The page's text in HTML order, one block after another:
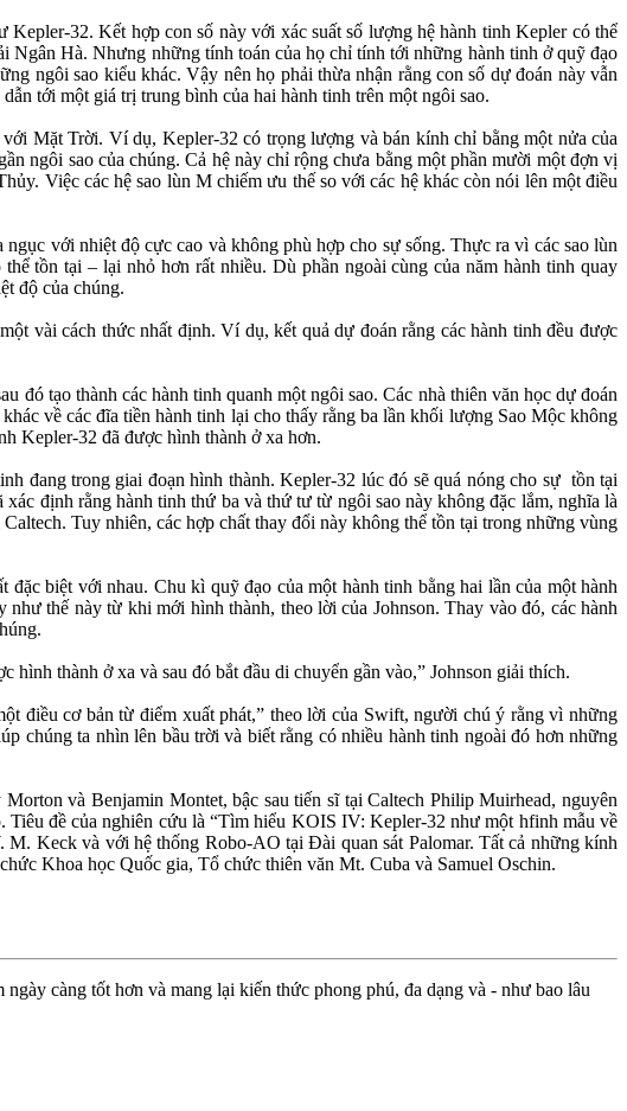
32. Kết hợp con số này với xác suất số lượng hệ hành tinh Kepler có thể
Ngân Hà. Nhưng những tính toán của họ chỉ tính tới những hành tinh ở quỹ đạo
ngôi sao kiểu khác. Vậy nên họ phải thừa nhận rằng con số dự đoán này vẫn
tới một giá trị trung bình của hai hành tinh trên một ngôi sao.
Mặt Trời. Ví dụ, Kepler-32 có trọng lượng và bán kính chỉ bằng một nửa của
ngôi sao của chúng. Cả hệ này chỉ rộng chưa bằng một phần mười một đợn vị
Việc các hệ sao lùn M chiếm ưu thế so với các hệ khác còn nói lên một điều
với nhiệt độ cực cao và không phù hợp cho sự sống. Thực ra vì các sao lùn
tồn tại – lại nhỏ hơn rất nhiều. Dù phần ngoài cùng của năm hành tinh quay
độ của chúng.
vài cách thức nhất định. Ví dụ, kết quả dự đoán rằng các hành tinh đều được
đó tạo thành các hành tinh quanh một ngôi sao. Các nhà thiên văn học dự đoán
về các đĩa tiền hành tinh lại cho thấy rằng ba lần khối lượng Sao Mộc không
Kepler-32 đã được hình thành ở xa hơn.
đang trong giai đoạn hình thành. Kepler-32 lúc đó sẽ quá nóng cho sự tồn tại
định rằng hành tinh thứ ba và thứ tư từ ngôi sao này không đặc lắm, nghĩa là
Tuy nhiên, các hợp chất thay đổi này không thể tồn tại trong những vùng
biệt với nhau. Chu kì quỹ đạo của một hành tinh bằng hai lần của một hành
thế này từ khi mới hình thành, theo lời của Johnson. Thay vào đó, các hành
thành ở xa và sau đó bắt đầu di chuyển gần vào,” Johnson giải thích.
điều cơ bản từ điểm xuất phát,” theo lời của Swift, người chú ý rằng vì những
chúng ta nhìn lên bầu trời và biết rằng có nhiều hành tinh ngoài đó hơn những
và Benjamin Montet, bậc sau tiến sĩ tại Caltech Philip Muirhead, nguyên
đề của nghiên cứu là “Tìm hiểu KOIS IV: Kepler-32 như một hfinh mẫu về
M. Keck và với hệ thống Robo-AO tại Đài quan sát Palomar. Tất cả những kính
Khoa học Quốc gia, Tổ chức thiên văn Mt. Cuba và Samuel Oschin.
ngày càng tốt hơn và mang lại kiến thức phong phú, đa dạng và - như bao lâu